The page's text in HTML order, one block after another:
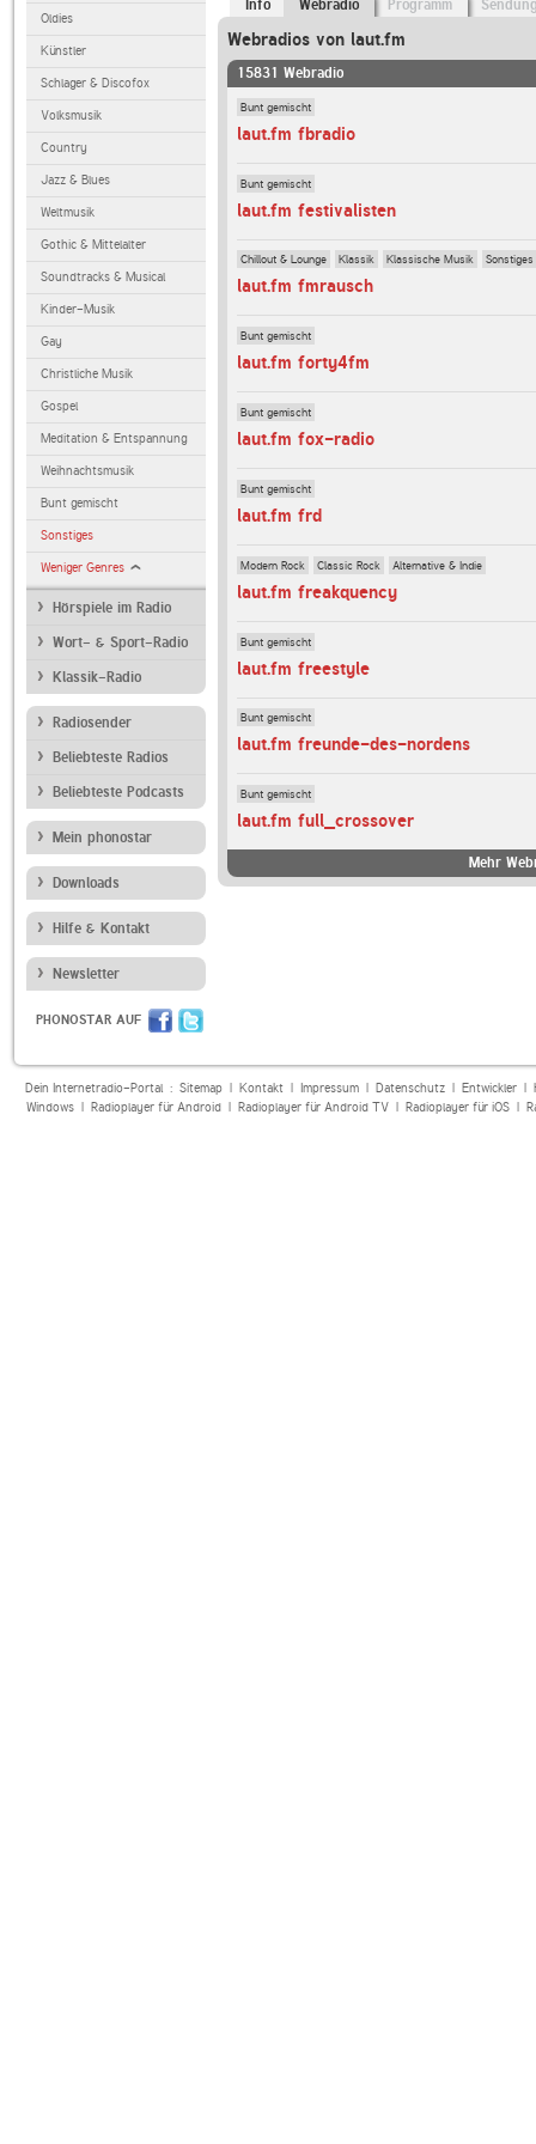
Oldies
Künstler
Schlager & Discofox
Volksmusik
Country
Jazz & Blues
Weltmusik
Gothic & Mittelalter
Soundtracks & Musical
Kinder-Musik
Gay
Christliche Musik
Gospel
Meditation & Entspannung
Weihnachtsmusik
Bunt gemischt
Sonstiges
Weniger Genres
Hörspiele im Radio
Wort- & Sport-Radio
Klassik-Radio
Radiosender
Beliebteste Radios
Beliebteste Podcasts
Mein phonostar
Downloads
Hilfe & Kontakt
Newsletter
PHONOSTAR AUF
Info Webradio Programm
Webradios von laut.fm
15831 Webradio
Bunt gemischt
laut.fm fbradio
Bunt gemischt
laut.fm festivalisten
Chillout & Lounge Klassik Klassische Musik Sonstiges
laut.fm fmrausch
Bunt gemischt
laut.fm forty4fm
Bunt gemischt
laut.fm fox-radio
Bunt gemischt
laut.fm frd
Modern Rock Classic Rock Alternative & Indie
laut.fm freakquency
Bunt gemischt
laut.fm freestyle
Bunt gemischt
laut.fm freunde-des-nordens
Bunt gemischt
laut.fm full_crossover
Mehr
Dein Internetradio-Portal : Sitemap| Kontakt| Impressum| Datenschutz| Entwickler|
Windows| Radioplayer für Android| Radioplayer für Android TV| Radioplayer für iOS|